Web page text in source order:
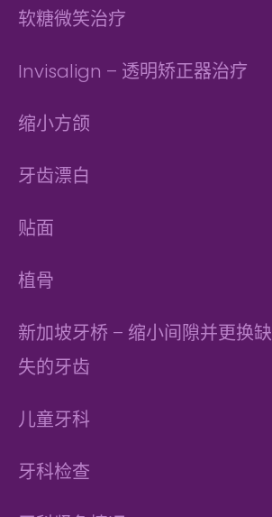
软糖微笑治疗
Invisalign – 透明矫正器治疗
缩小方颌
牙齿漂白
贴面
植骨
新加坡牙桥 – 缩小间隙并更换缺
失的牙齿
儿童牙科
牙科检查